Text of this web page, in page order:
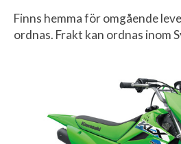
Finns hemma för omgående
ordnas. Frakt kan ordnas inom